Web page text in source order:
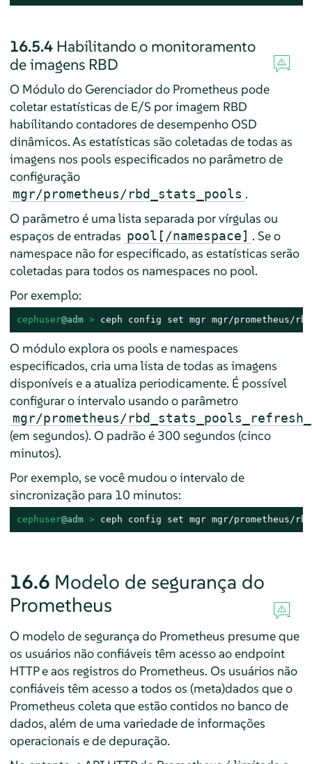
16.5.4 Habilitando o monitoramento
de imagens RBD
O Módulo do Gerenciador do Prometheus pode
coletar estatísticas de E/S por imagem RBD
habilitando contadores de desempenho OSD
dinâmicos. As estatísticas são coletadas de todas as
imagens nos pools especificados no parâmetro de
configuração
mgr/prometheus/rbd_stats_pools .
O parâmetro é uma lista separada por vírgulas ou
espaços de entradas pool[/namespace] . Se o
namespace não for especificado, as estatísticas serão
coletadas para todos os namespaces no pool.
Por exemplo:
cephuser@adm > ceph config set mgr mgr/prometheus/
O módulo explora os pools e namespaces
especificados, cria uma lista de todas as imagens
disponíveis e a atualiza periodicamente. É possível
configurar o intervalo usando o parâmetro
mgr/prometheus/
(em segundos). O padrão é 300 segundos (cinco
minutos).
Por exemplo, se você mudou o intervalo de
sincronização para 10 minutos:
cephuser@adm > ceph config set mgr mgr/prometheus/
16.6 Modelo de segurança do
Prometheus
O modelo de segurança do Prometheus presume que
os usuários não confiáveis têm acesso ao endpoint
HTTP e aos registros do Prometheus. Os usuários não
confiáveis têm acesso a todos os (meta)dados que o
Prometheus coleta que estão contidos no banco de
dados, além de uma variedade de informações
operacionais e de depuração.